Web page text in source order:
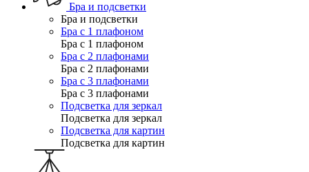
Бра и подсветки
Бра и подсветки
Бра с 1 плафоном
Бра с 1 плафоном
Бра с 2 плафонами
Бра с 2 плафонами
Бра с 3 плафонами
Бра с 3 плафонами
Подсветка для зеркал
Подсветка для зеркал
Подсветка для картин
Подсветка для картин